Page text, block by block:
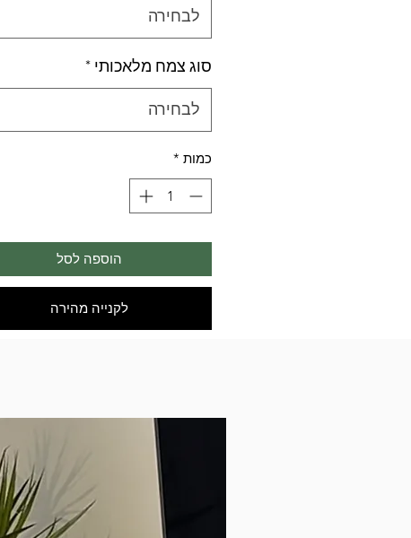
לבחירה
סוג צמח מלאכותי*
לבחירה
כמות *
הוספה לסל
לקנייה מהירה